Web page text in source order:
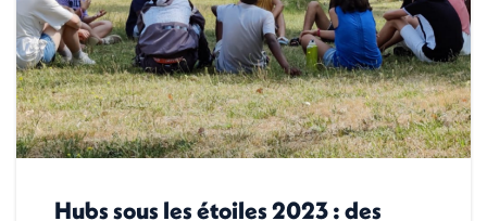
Hubs sous les étoiles 2023 : des